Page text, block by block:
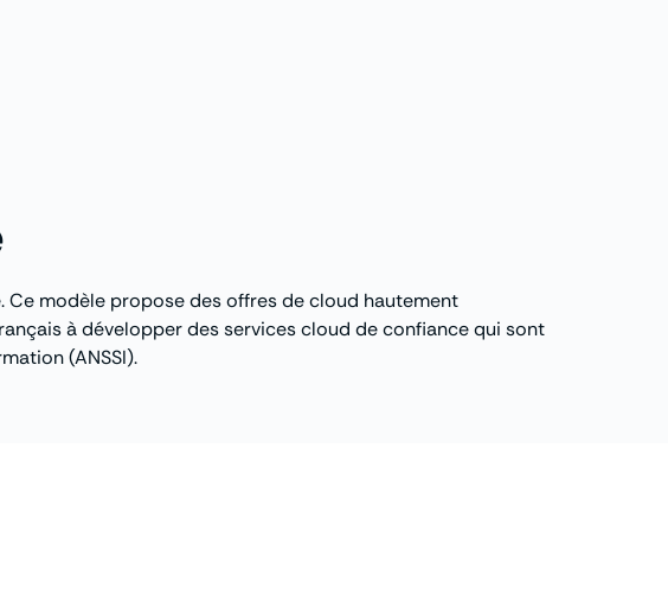
Ce modèle propose des offres de cloud hautement
à développer des services cloud de confiance qui sont
(ANSSI).